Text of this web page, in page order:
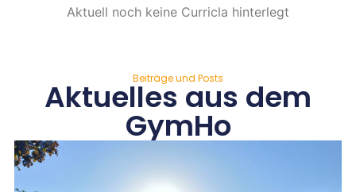
Aktuell noch keine Curricla hinterlegt
Beiträge und Posts
Aktuelles aus dem
GymHo